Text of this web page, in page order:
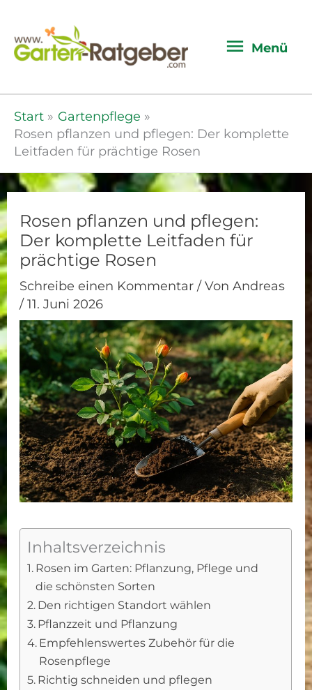
Menü
Start
Gartenpflege
Rosen pflanzen und pflegen: Der komplette
Leitfaden für prächtige Rosen
Rosen pflanzen und pflegen:
Der komplette Leitfaden für
prächtige Rosen
Schreibe einen Kommentar / VonAndreas
/11. Juni 2026
Inhaltsverzeichnis
Rosen im Garten: Pflanzung, Pflege und
die schönsten Sorten
Den richtigen Standort wählen
Pflanzzeit und Pflanzung
Empfehlenswertes Zubehör für die
Rosenpflege
Richtig schneiden und pflegen